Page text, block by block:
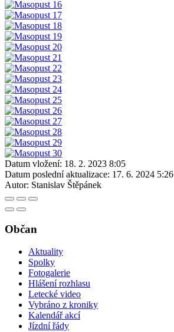
Datum vložení: 18. 2. 2023 8:05
Datum poslední aktualizace: 17. 6. 2024 5:26
Autor: Stanislav Štěpánek
Občan
Aktuality
Spolky
Fotogalerie
Hlášení rozhlasu
Letecké video
Vybráno z kroniky
Kalendář akcí
Jízdní řády